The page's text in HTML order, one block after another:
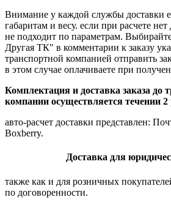
Внимание у каждой службы доставки
габаритам и весу. если при расчете нет
не подходит по параметрам.
Другая ТК" в комментарии к заказу
транспортной компанией отправить
в этом случае оплачиваете при
Комплектация и доставка заказа до
компании осуществляется течении 2
авто-расчет доставки представлен:
Boxberry.
Доставка для
также как и для розничных
по договоренности.